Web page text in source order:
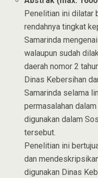
Penelitian ini dilatar
rendahnya tingkat
Samarinda
walaupun sudah
daerah nomor 2
Dinas Kebersihan
Samarinda selama
permasalahan
digunakan dalam
tersebut.
Penelitian ini
dan
digunakan Dinas